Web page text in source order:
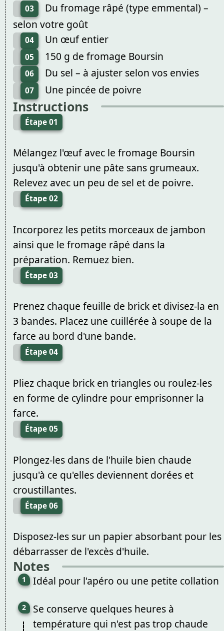
03
Du fromage râpé (type emmental) –
selon votre goût
04 Un œuf entier
05 150 g de fromage Boursin
06 Du sel – à ajuster selon vos envies
07 Une pincée de poivre
Instructions
Étape 01
Mélangez l'œuf avec le fromage Boursin
jusqu'à obtenir une pâte sans grumeaux.
Relevez avec un peu de sel et de poivre.
Étape 02
Incorporez les petits morceaux de jambon
ainsi que le fromage râpé dans la
préparation. Remuez bien.
Étape 03
Prenez chaque feuille de brick et divisez-la en
3 bandes. Placez une cuillérée à soupe de la
farce au bord d'une bande.
Étape 04
Pliez chaque brick en triangles ou roulez-les
en forme de cylindre pour emprisonner la
farce.
Étape 05
Plongez-les dans de l'huile bien chaude
jusqu'à ce qu'elles deviennent dorées et
croustillantes.
Étape 06
Disposez-les sur un papier absorbant pour les
débarrasser de l'excès d'huile.
Notes
Idéal pour l'apéro ou une petite collation
Se conserve quelques heures à
température qui n'est pas trop chaude